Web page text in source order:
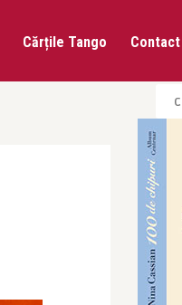
Cărțile Tango Contact